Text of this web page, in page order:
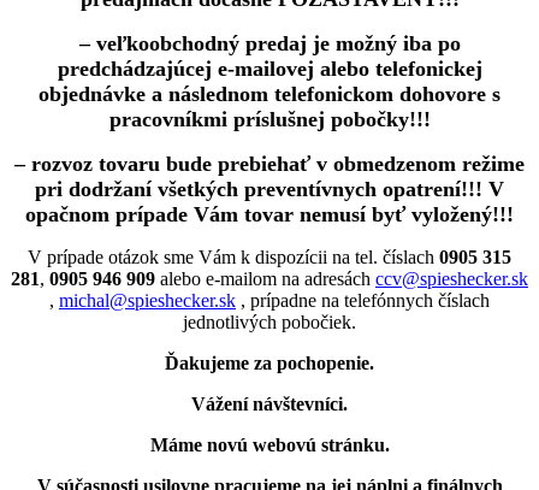
– veľkoobchodný predaj je možný iba po
predchádzajúcej e-mailovej alebo telefonickej
objednávke a následnom telefonickom dohovore s
pracovníkmi príslušnej pobočky!!!
– rozvoz tovaru bude prebiehať v obmedzenom režime
pri dodržaní všetkých preventívnych opatrení!!! V
opačnom prípade Vám tovar nemusí byť vyložený!!!
V prípade otázok sme Vám k dispozícii na tel. číslach 0905 315
281, 0905 946 909 alebo e-mailom na adresách ccv@spieshecker.sk
, michal@spieshecker.sk , prípadne na telefónnych číslach
jednotlivých pobočiek.
Ďakujeme za pochopenie.
Vážení návštevníci.
Máme novú webovú stránku.